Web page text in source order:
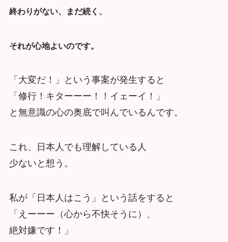
終わりがない、まだ続く、
それが心地よいのです。
「大変だ！」という事案が発生すると
「修行！キターーー！！イェーイ！」
と無意識の心の奥底で叫んでいるんです。
これ、日本人でも理解している人
少ないと想う。
私が「日本人はこう」という話をすると
「えーーー（心から不快そうに）、
絶対嫌です！」